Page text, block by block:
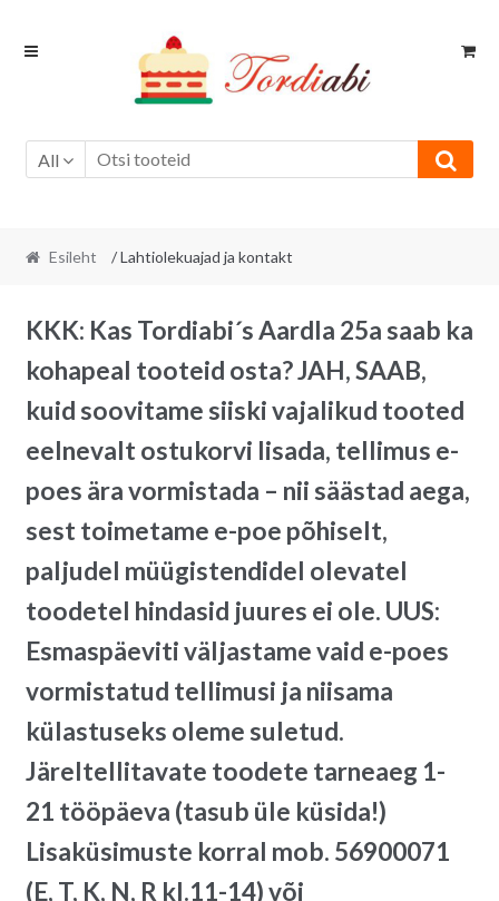
Skip
Skip
All
Esileht / Lahtiolekuajad ja kontakt
KKK: Kas Tordiabi´s Aardla 25a saab ka
kohapeal tooteid osta? JAH, SAAB,
kuid soovitame siiski vajalikud tooted
eelnevalt ostukorvi lisada, tellimus e-
poes ära vormistada – nii säästad aega,
sest toimetame e-poe põhiselt,
paljudel müügistendidel olevatel
toodetel hindasid juures ei ole. UUS:
Esmaspäeviti väljastame vaid e-poes
vormistatud tellimusi ja niisama
külastuseks oleme suletud.
Järeltellitavate toodete tarneaeg 1-
21 tööpäeva (tasub üle küsida!)
Lisaküsimuste korral mob. 56900071
(E, T, K, N, R kl.11-14) või